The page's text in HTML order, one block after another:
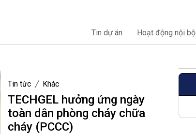
Tin dự án Hoạt động nội bộ
Tin tức Khác
TECHGEL hưởng ứng ngày
toàn dân phòng cháy chữa
cháy (PCCC)